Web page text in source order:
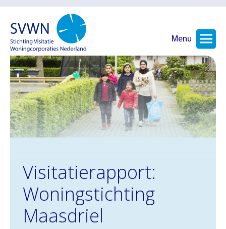
Menu
Visitatierapport:
Woningstichting
Maasdriel